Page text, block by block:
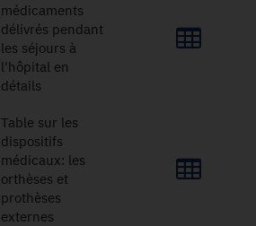
médicaments
délivrés pendant
les séjours à
l'hôpital en
détails
Table sur les
dispositifs
médicaux: les
orthèses et
prothèses
externes